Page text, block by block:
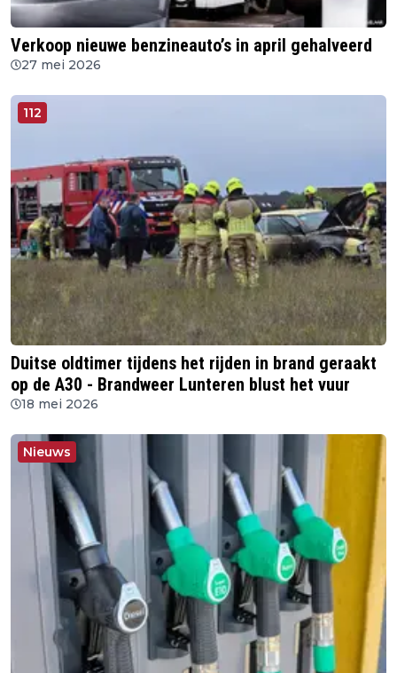
Verkoop nieuwe benzineauto’s in april gehalveerd
27 mei 2026
112
Duitse oldtimer tijdens het rijden in brand geraakt
op de A30 - Brandweer Lunteren blust het vuur
18 mei 2026
Nieuws